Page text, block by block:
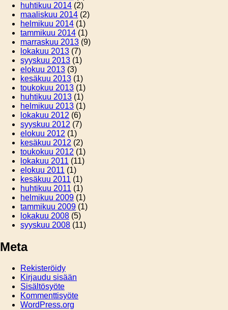
huhtikuu 2014 (2)
maaliskuu 2014 (2)
helmikuu 2014 (1)
tammikuu 2014 (1)
marraskuu 2013 (9)
lokakuu 2013 (7)
syyskuu 2013 (1)
elokuu 2013 (3)
kesäkuu 2013 (1)
toukokuu 2013 (1)
huhtikuu 2013 (1)
helmikuu 2013 (1)
lokakuu 2012 (6)
syyskuu 2012 (7)
elokuu 2012 (1)
kesäkuu 2012 (2)
toukokuu 2012 (1)
lokakuu 2011 (11)
elokuu 2011 (1)
kesäkuu 2011 (1)
huhtikuu 2011 (1)
helmikuu 2009 (1)
tammikuu 2009 (1)
lokakuu 2008 (5)
syyskuu 2008 (11)
Meta
Rekisteröidy
Kirjaudu sisään
Sisältösyöte
Kommenttisyöte
WordPress.org